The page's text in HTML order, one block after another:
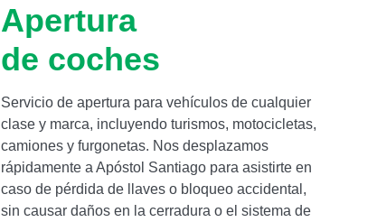
Apertura
de coches
Servicio de apertura para vehículos de cualquier
clase y marca, incluyendo turismos, motocicletas,
camiones y furgonetas. Nos desplazamos
rápidamente a Apóstol Santiago para asistirte en
caso de pérdida de llaves o bloqueo accidental,
sin causar daños en la cerradura o el sistema de